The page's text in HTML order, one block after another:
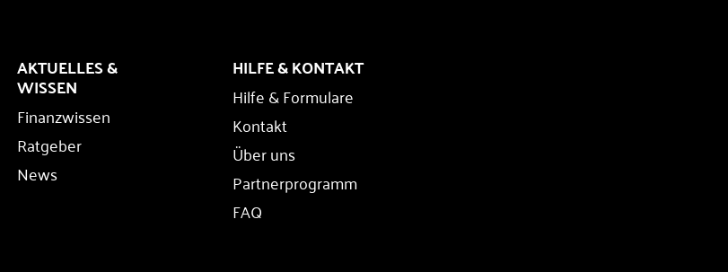
AKTUELLES &
WISSEN
Finanzwissen
Ratgeber
News
HILFE & KONTAKT
Hilfe & Formulare
Kontakt
Über uns
Partnerprogramm
FAQ